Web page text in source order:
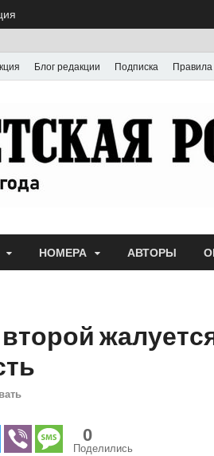
Блог редакции Подписка Правила
НОМЕРА АВТОРЫ
0
Поделились